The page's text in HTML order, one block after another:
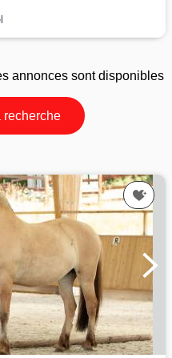
annonces sont disponibles
recherche